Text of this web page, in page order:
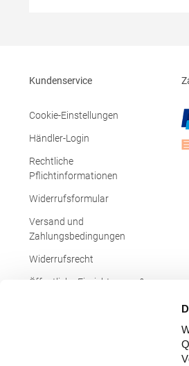
Produktsicherheit: Herst.-Nr.:
info@promodoro.de
Kundenservice
Cookie-Einstellungen
Händler-Login
Rechtliche
Pflichtinformationen
Widerrufsformular
Versand und
Zahlungsbedingungen
Widerrufsrecht
Öffentliche Einrichtungen &